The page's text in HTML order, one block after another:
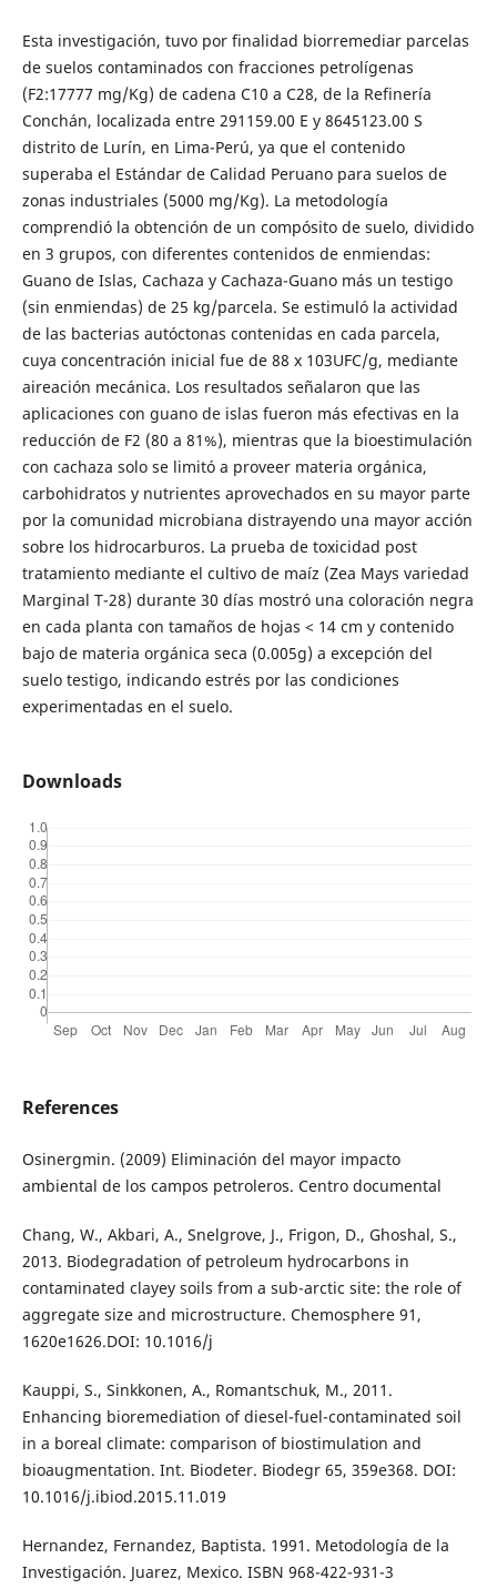
Esta investigación, tuvo por finalidad biorremediar parcelas
de suelos contaminados con fracciones petrolígenas
(F2:17777 mg/Kg) de cadena C10 a C28, de la Refinería
Conchán, localizada entre 291159.00 E y 8645123.00 S
distrito de Lurín, en Lima-Perú, ya que el contenido
superaba el Estándar de Calidad Peruano para suelos de
zonas industriales (5000 mg/Kg). La metodología
comprendió la obtención de un compósito de suelo, dividido
en 3 grupos, con diferentes contenidos de enmiendas:
Guano de Islas, Cachaza y Cachaza-Guano más un testigo
(sin enmiendas) de 25 kg/parcela. Se estimuló la actividad
de las bacterias autóctonas contenidas en cada parcela,
cuya concentración inicial fue de 88 x 103UFC/g, mediante
aireación mecánica. Los resultados señalaron que las
aplicaciones con guano de islas fueron más efectivas en la
reducción de F2 (80 a 81%), mientras que la bioestimulación
con cachaza solo se limitó a proveer materia orgánica,
carbohidratos y nutrientes aprovechados en su mayor parte
por la comunidad microbiana distrayendo una mayor acción
sobre los hidrocarburos. La prueba de toxicidad post
tratamiento mediante el cultivo de maíz (Zea Mays variedad
Marginal T-28) durante 30 días mostró una coloración negra
en cada planta con tamaños de hojas < 14 cm y contenido
bajo de materia orgánica seca (0.005g) a excepción del
suelo testigo, indicando estrés por las condiciones
experimentadas en el suelo.
Downloads
References
Osinergmin. (2009) Eliminación del mayor impacto
ambiental de los campos petroleros. Centro documental
Chang, W., Akbari, A., Snelgrove, J., Frigon, D., Ghoshal, S.,
2013. Biodegradation of petroleum hydrocarbons in
contaminated clayey soils from a sub-arctic site: the role of
aggregate size and microstructure. Chemosphere 91,
1620e1626.DOI: 10.1016/j
Kauppi, S., Sinkkonen, A., Romantschuk, M., 2011.
Enhancing bioremediation of diesel-fuel-contaminated soil
in a boreal climate: comparison of biostimulation and
bioaugmentation. Int. Biodeter. Biodegr 65, 359e368. DOI:
10.1016/j.ibiod.2015.11.019
Hernandez, Fernandez, Baptista. 1991. Metodología de la
Investigación. Juarez, Mexico. ISBN 968-422-931-3